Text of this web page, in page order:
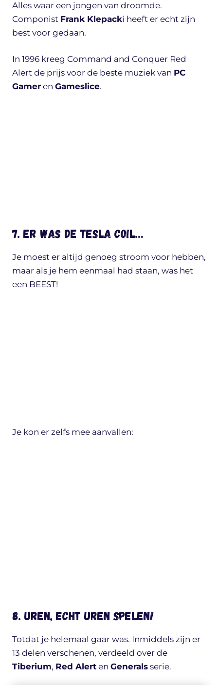
Alles waar een jongen van droomde.
Componist Frank Klepacki heeft er echt zijn
best voor gedaan.
In 1996 kreeg Command and Conquer Red
Alert de prijs voor de beste muziek van PC
Gamer en Gameslice.
7. Er was de Tesla coil…
Je moest er altijd genoeg stroom voor hebben,
maar als je hem eenmaal had staan, was het
een BEEST!
Je kon er zelfs mee aanvallen:
8. Uren, echt UREN spelen!
Totdat je helemaal gaar was. Inmiddels zijn er
13 delen verschenen, verdeeld over de
Tiberium, Red Alert en Generals serie.